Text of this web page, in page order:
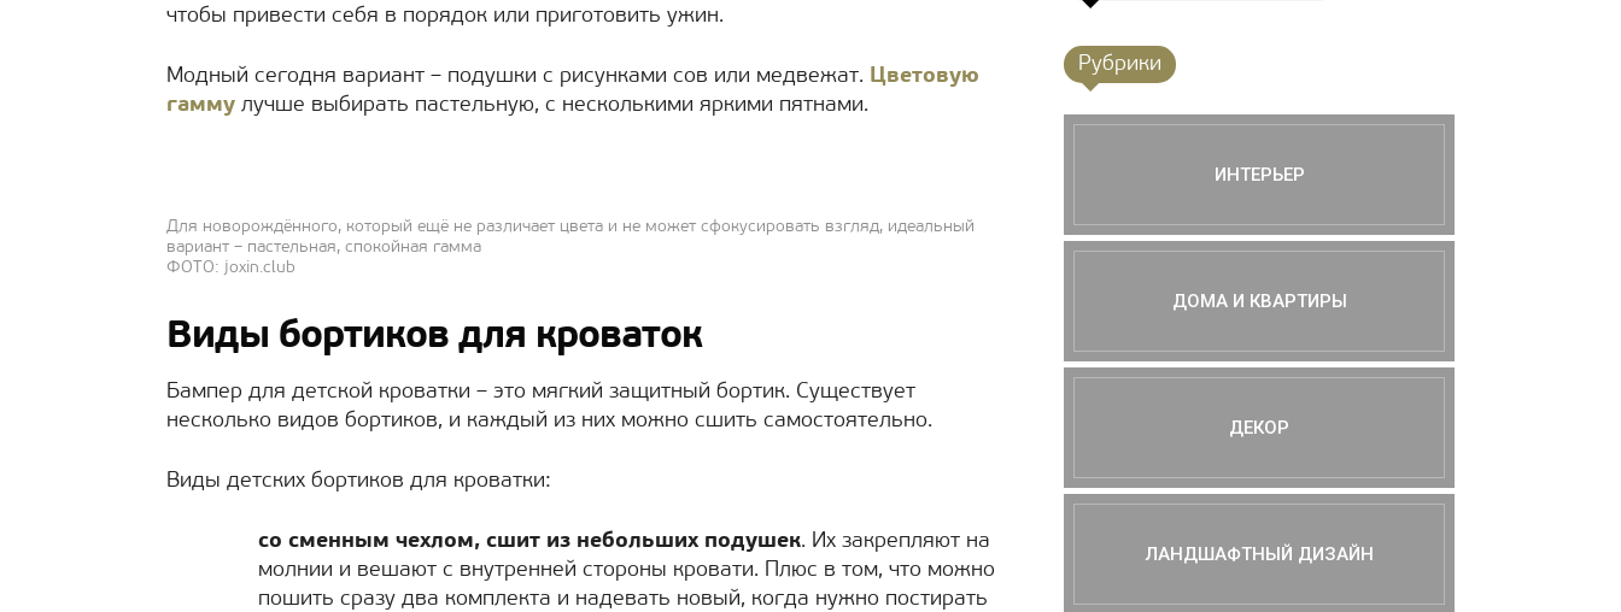
чтобы привести себя в порядок или приготовить ужин.
Модный сегодня вариант – подушки с рисунками сов или медвежат. Цветовую
гамму лучше выбирать пастельную, с несколькими яркими пятнами.
Для новорождённого, который ещё не различает цвета и не может сфокусировать взгляд, идеальный
вариант – пастельная, спокойная гамма
ФОТО: joxin.club
Виды бортиков для кроваток
Бампер для детской кроватки – это мягкий защитный бортик. Существует
несколько видов бортиков, и каждый из них можно сшить самостоятельно.
Виды детских бортиков для кроватки:
со сменным чехлом, сшит из небольших подушек. Их закрепляют на
молнии и вешают с внутренней стороны кровати. Плюс в том, что можно
пошить сразу два комплекта и надевать новый, когда нужно постирать
Рубрики
ИНТЕРЬЕР
ДОМА И КВАРТИРЫ
ДЕКОР
ЛАНДШАФТНЫЙ ДИЗАЙН